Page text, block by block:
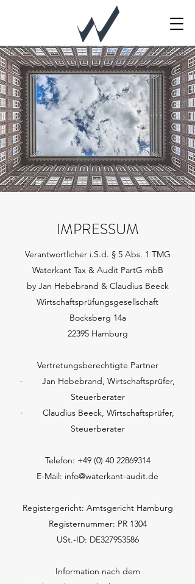
IMPRESSUM
Verantwortlicher i.S.d. § 5 Abs. 1 TMG
Waterkant Tax & Audit PartG mbB
by Jan Hebebrand & Claudius Beeck
Wirtschaftsprüfungsgesellschaft
Bocksberg 14a
22395 Hamburg
Vertretungsberechtigte Partner
· Jan Hebebrand, Wirtschaftsprüfer,
Steuerberater
· Claudius Beeck, Wirtschaftsprüfer,
Steuerberater
Telefon: +49 (0) 40 22869314
E-Mail: info@waterkant-audit.de
Registergericht: Amtsgericht Hamburg
Registernummer: PR 1304
USt.-ID: DE327953586
Information nach dem